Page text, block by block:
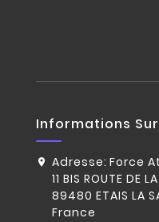
Informations
Adresse: Force
11 BIS ROUTE DE
89480 ETAIS LA
France